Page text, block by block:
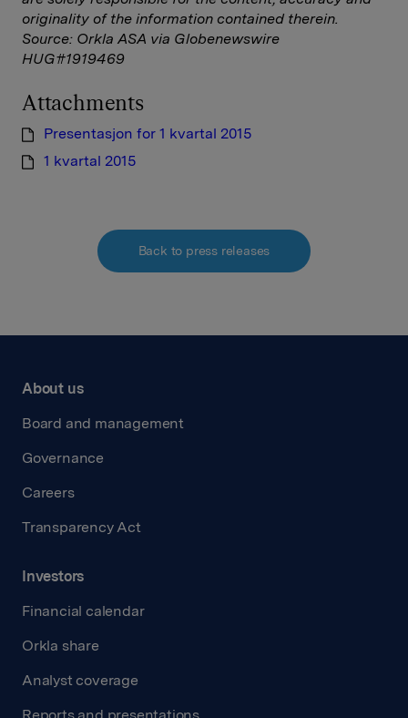
originality of the information contained therein.
Source: Orkla ASA via Globenewswire
HUG#1919469
Attachments
Presentasjon for 1 kvartal 2015
1 kvartal 2015
Back to press releases
About us
Board and management
Governance
Careers
Transparency Act
Investors
Financial calendar
Orkla share
Analyst coverage